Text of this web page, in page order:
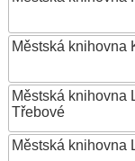
Městská knihovna
Městská knihovna
Třebové
Městská knihovna